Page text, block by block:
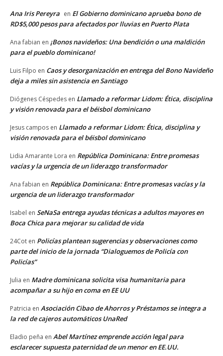
Ana Iris Pereyra en El Gobierno dominicano aprueba bono de
RD$5,000 pesos para afectados por lluvias en Puerto Plata
Ana fabian en ¡Bonos navideños: Una bendición o una maldición
para el pueblo dominicano!
Luis Filpo en Caos y desorganización en entrega del Bono Navideño
deja a miles sin asistencia en Santiago
Diógenes Céspedes en Llamado a reformar Lidom: Ética, disciplina
y visión renovada para el béisbol dominicano
Jesus campos en Llamado a reformar Lidom: Ética, disciplina y
visión renovada para el béisbol dominicano
Lidia Amarante Lora en República Dominicana: Entre promesas
vacías y la urgencia de un liderazgo transformador
Ana fabian en República Dominicana: Entre promesas vacías y la
urgencia de un liderazgo transformador
Isabel en SeNaSa entrega ayudas técnicas a adultos mayores en
Boca Chica para mejorar su calidad de vida
24Cot en Policías plantean sugerencias y observaciones como
parte del inicio de la jornada “Dialoguemos de Policía con
Policías”
Julia en Madre dominicana solicita visa humanitaria para
acompañar a su hijo en coma en EE UU
Patricia en Asociación Cibao de Ahorros y Préstamos se integra a
la red de cajeros automáticos UnaRed
Eladio peña en Abel Martínez emprende acción legal para
esclarecer supuesta paternidad de un menor en EE.UU.